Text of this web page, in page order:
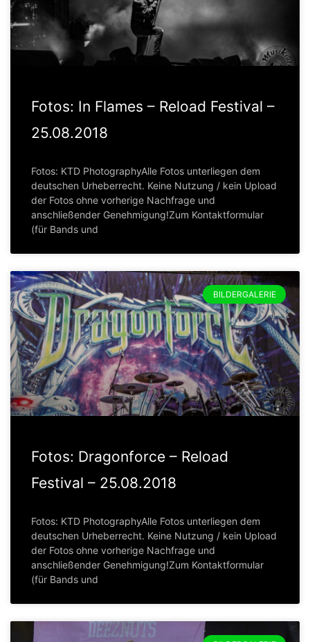
Fotos: In Flames – Reload Festival –
25.08.2018
Fotos: KTD PhotographyAlle Fotos unterliegen dem
deutschen Urheberrecht. Keine Nutzung / kein Upload
der Fotos ohne vorherige Nachfrage und
anschließender Genehmigung!Zum Kontaktformular
(für Bands und
BILDERGALERIE
Fotos: Dragonforce – Reload
Festival – 25.08.2018
Fotos: KTD PhotographyAlle Fotos unterliegen dem
deutschen Urheberrecht. Keine Nutzung / kein Upload
der Fotos ohne vorherige Nachfrage und
anschließender Genehmigung!Zum Kontaktformular
(für Bands und